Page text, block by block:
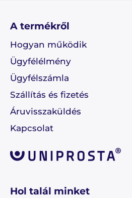
A termékről
Hogyan működik
Ügyfélélmény
Ügyfélszámla
Szállítás és fizetés
Áruvisszaküldés
Kapcsolat
Hol talál minket